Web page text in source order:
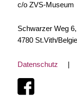
c/o ZVS-Museum
Schwarzer Weg 6,
4780 St.Vith/
Datenschutz |